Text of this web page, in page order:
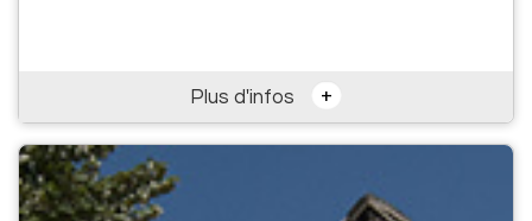
Plus d'infos +